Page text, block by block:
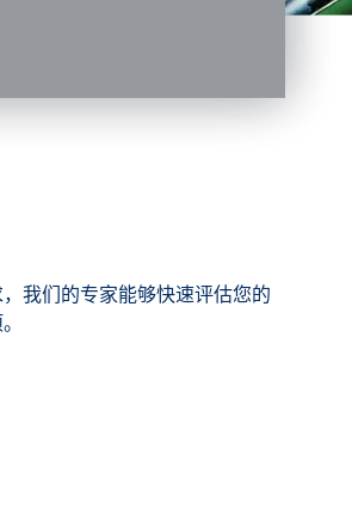
我们的专家能够快速评估您的